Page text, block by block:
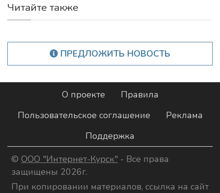
Читайте также
ПРЕДЛОЖИТЬ НОВОСТЬ
О проекте
Правила
Пользовательское соглашение
Реклама
Поддержка
© ООО "Интернет-Курск" - Все права
защищены 2026г.
При копировании материалов, ссылка на сайт